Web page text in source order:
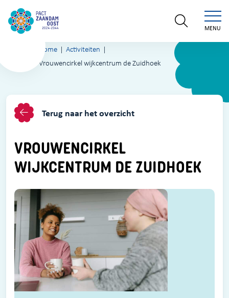
MENU
Home
Activiteiten
Vrouwencirkel wijkcentrum de Zuidhoek
Terug naar het overzicht
VROUWENCIRKEL
WIJKCENTRUM DE ZUIDHOEK